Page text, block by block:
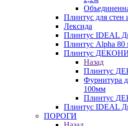
Плинтус для стен
Лексида
Плинтус IDEAL
Плинтус Alpha 80
Плинтус
Назад
Плинтус
Фурнитура
100мм
Плинтус
Плинтус IDEAL
ПОРОГИ